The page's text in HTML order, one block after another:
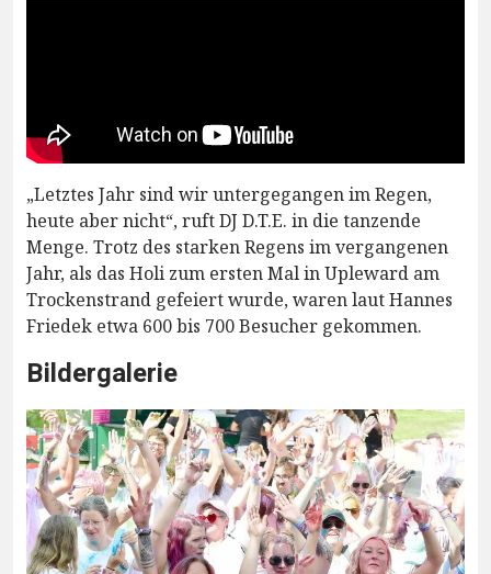
„Letztes Jahr sind wir untergegangen im Regen,
heute aber nicht“, ruft DJ D.T.E. in die tanzende
Menge. Trotz des starken Regens im vergangenen
Jahr, als das Holi zum ersten Mal in Upleward am
Trockenstrand gefeiert wurde, waren laut Hannes
Friedek etwa 600 bis 700 Besucher gekommen.
Bildergalerie